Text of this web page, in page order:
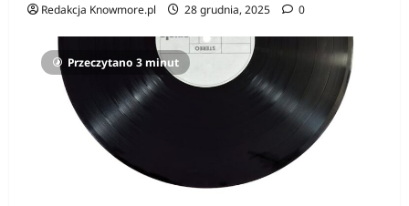
Redakcja Knowmore.pl 28 grudnia, 2025 0
Przeczytano 3 minut